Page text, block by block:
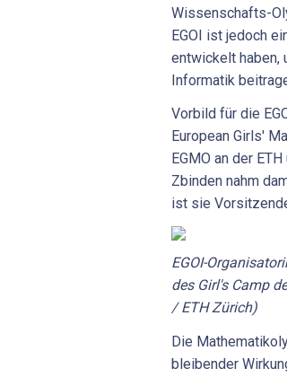
Wissenschafts-
EGOI ist jedoch
entwickelt haben,
Informatik
Vorbild für die
European Girls'
EGMO an der
Zbinden nahm
ist sie
EGOI-
des Girl's Camp
/ ETH Zürich)
Die
bleibender